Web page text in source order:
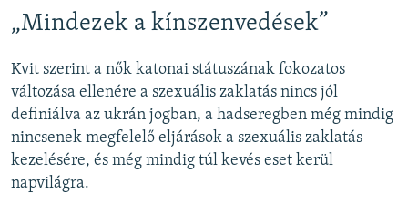
„Mindezek a kínszenvedések”
Kvit szerint a nők katonai státuszának fokozatos
változása ellenére a szexuális zaklatás nincs jól
definiálva az ukrán jogban, a hadseregben még mindig
nincsenek megfelelő eljárások a szexuális zaklatás
kezelésére, és még mindig túl kevés eset kerül
napvilágra.